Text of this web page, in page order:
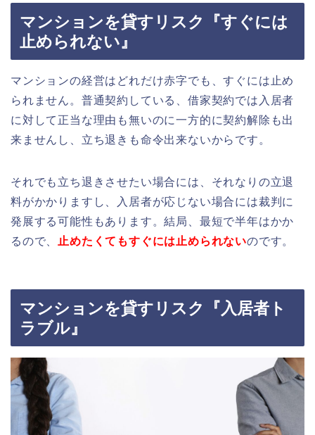
マンションを貸すリスク『すぐには
止められない』
マンションの経営はどれだけ赤字でも、すぐには止め
られません。普通契約している、借家契約では入居者
に対して正当な理由も無いのに一方的に契約解除も出
来ませんし、立ち退きも命令出来ないからです。
それでも立ち退きさせたい場合には、それなりの立退
料がかかりますし、入居者が応じない場合には裁判に
発展する可能性もあります。結局、最短で半年はかか
るので、
止めたくてもすぐには止められないのです。
マンションを貸すリスク『入居者ト
ラブル』